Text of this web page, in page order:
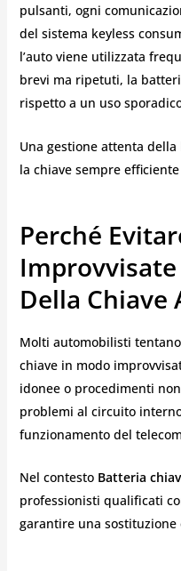
pulsanti, ogni
del sistema keyless
l’auto viene utilizzata
brevi ma ripetuti, la
rispetto a un uso
Una gestione attenta
la chiave sempre
Perché
Della Chiave
Molti automobilisti
chiave in modo
idonee o procedimenti
problemi al circuito
funzionamento del
Nel contesto Batteria
professionisti qualificati
garantire una sostituzione